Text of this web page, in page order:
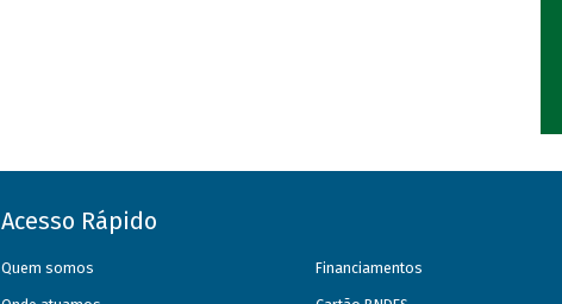
Acesso Rápido
Quem somos Financiamentos